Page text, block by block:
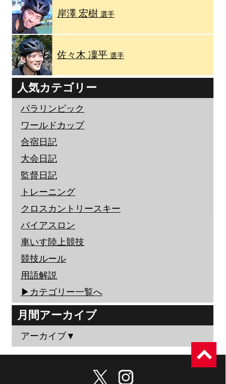
岸澤 宏樹 選手
佐々木 凜平 選手
人気カテゴリー
パラリンピック
ワールドカップ
合宿日記
大会日記
監督日記
トレーニング
クロスカントリースキー
バイアスロン
車いす陸上競技
競技ルール
用語解説
▶︎カテゴリー一覧へ
月間アーカイブ
アーカイブ▼